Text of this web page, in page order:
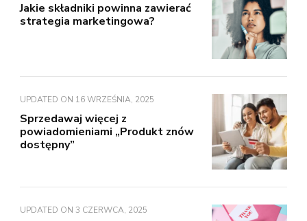
Jakie składniki powinna zawierać
strategia marketingowa?
UPDATED ON 16 WRZEŚNIA, 2025
Sprzedawaj więcej z
powiadomieniami „Produkt znów
dostępny”
UPDATED ON 3 CZERWCA, 2025